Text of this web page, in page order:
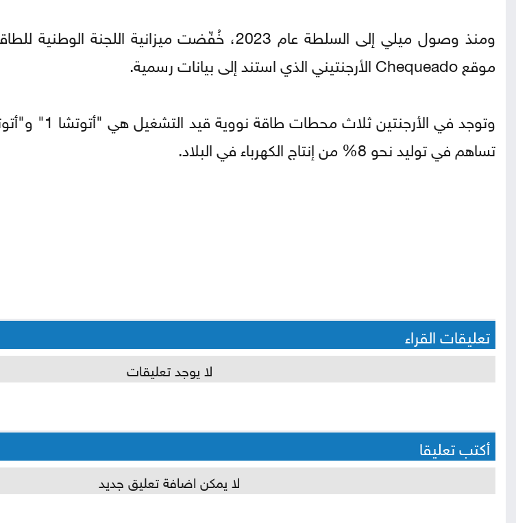
موقع Chequeado الأرجنتيني الذي استند إلى بيانات رسمية.
تساهم في توليد نحو 8% من إنتاج الكهرباء في البلاد.
تعليقات القراء
لا يوجد تعليقات
أكتب تعليقا
لا يمكن اضافة تعليق جديد